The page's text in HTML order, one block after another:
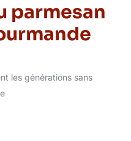
parmesan
les générations sans